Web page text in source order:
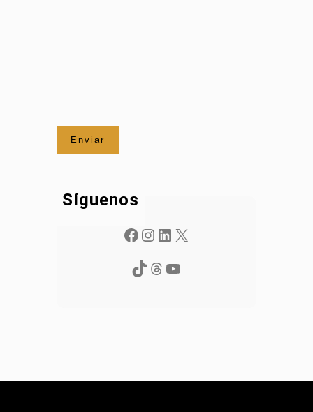
Síguenos
Facebook Instagram LinkedIn X
TikTok Threads YouTube